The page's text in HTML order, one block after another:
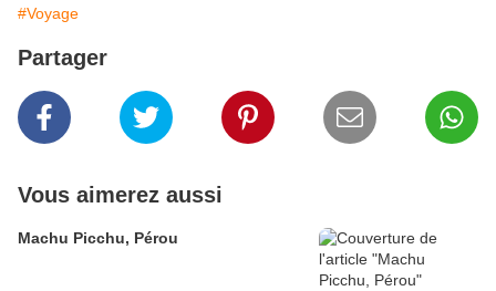
#Voyage
Partager
Vous aimerez aussi
Machu Picchu, Pérou